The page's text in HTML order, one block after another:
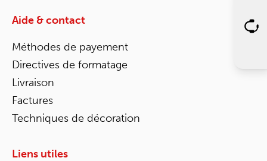
Aide & contact
Méthodes de payement
Directives de formatage
Livraison
Factures
Techniques de décoration
Liens utiles